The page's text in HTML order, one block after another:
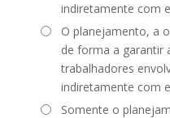
indiretamente com
O planejamento, a
de forma a garantir
trabalhadores
indiretamente com
Somente o